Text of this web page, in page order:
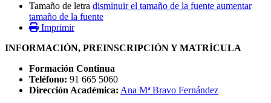
Tamaño de letra disminuir el tamaño de la fuente aumentar
tamaño de la fuente
Imprimir
INFORMACIÓN, PREINSCRIPCIÓN Y MATRÍCULA
Formación Continua
Teléfono: 91 665 5060
Dirección Académica: Ana Mª Bravo Fernández